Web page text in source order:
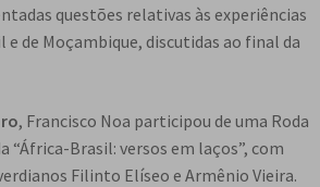
questões relativas às experiências
e de Moçambique, discutidas ao final da
, Francisco Noa participou de uma Roda
“África-Brasil: versos em laços”, com
Filinto Elíseo e Armênio Vieira.